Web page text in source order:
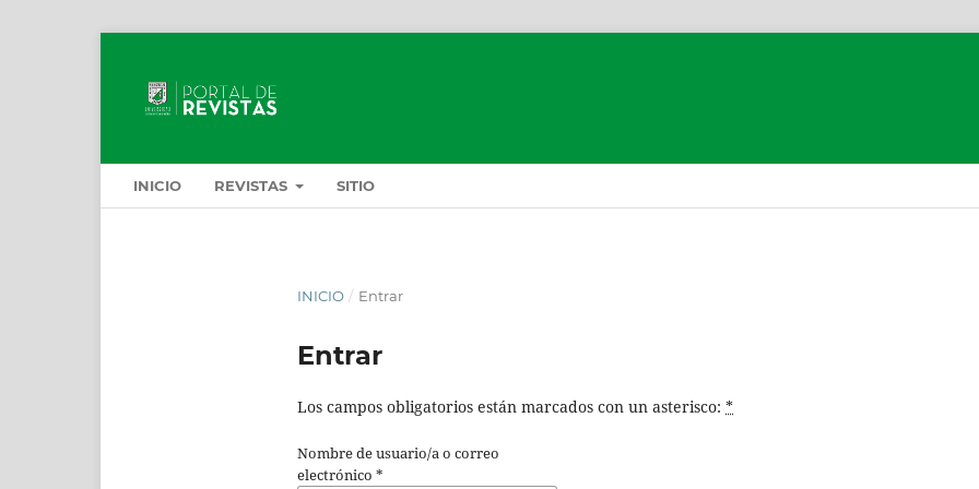
INICIO REVISTAS SITIO
INICIO / Entrar
Entrar
Los campos obligatorios están marcados con un asterisco: *
Nombre de usuario/a o correo
electrónico *